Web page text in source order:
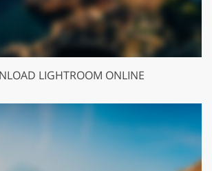
LIGHTROOM ONLINE